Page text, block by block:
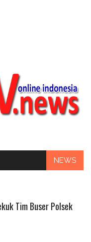
NEWS
Tim Buser Polsek